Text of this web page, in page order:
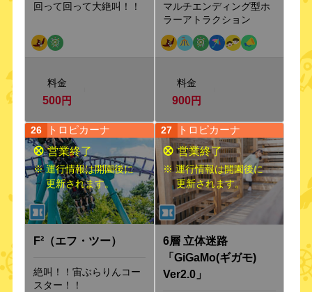
回って回って大絶叫！！
料金
500円
マルチエンディング型ホ
ラーアトラクション
料金
900円
26 トロピカーナ
※ 運行情報は開園後に
更新されます。
F²（エフ・ツー）
絶叫！！宙ぶらりんコー
スター！！
27 トロピカーナ
※ 運行情報は開園後に
更新されます。
6層 立体迷路
「GiGaMo(ギガモ)
Ver2.0」